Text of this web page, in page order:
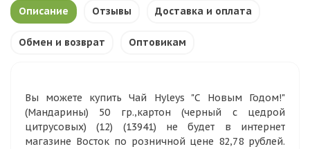
Описание Отзывы Доставка и оплата
Обмен и возврат Оптовикам
Вы можете купить Чай Hyleys "С Новым Годом!"
(Мандарины) 50 гр.,картон (черный с цедрой
цитрусовых) (12) (13941) не будет в интернет
магазине Восток по розничной цене 82,78 рублей.